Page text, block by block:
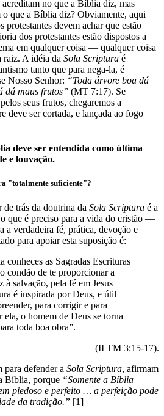
no que a Bíblia diz, mas
o que a Bíblia diz? Obviamente, aqui
protestantes devem achar que estão
dos protestantes estão dispostos a
em qualquer coisa — qualquer coisa
raiz. A idéia da Sola Scriptura é
tanto que para nega-la, é
Nosso Senhor: “Toda árvore boa dá
dá maus frutos” (MT 7:17). Se
pelos seus frutos, chegaremos a
deve ser cortada, e lançada ao fogo
deve ser entendida como última
e louvação.
"totalmente suficiente"?
trás da doutrina da Sola Scriptura é a
que é preciso para a vida do cristão —
a verdadeira fé, prática, devoção e
para apoiar esta suposição é:
as Sagradas Escrituras
condão de te proporcionar a
à salvação, pela fé em Jesus
é inspirada por Deus, e útil
para corrigir e para
ela, o homem de Deus se torna
toda boa obra”.
(II TM 3:15-17).
para defender a Sola Scriptura, afirmam
Bíblia, porque “Somente a Bíblia
piedoso e perfeito … a perfeição pode
da tradição.” [1]